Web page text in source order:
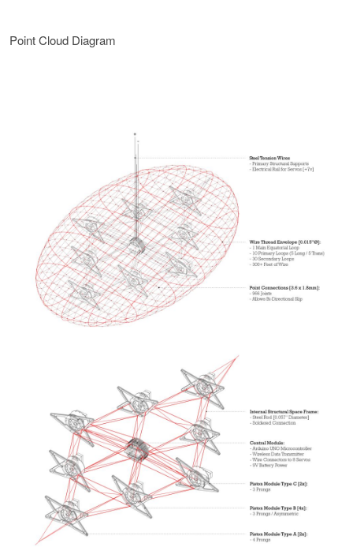
Point Cloud Diagram